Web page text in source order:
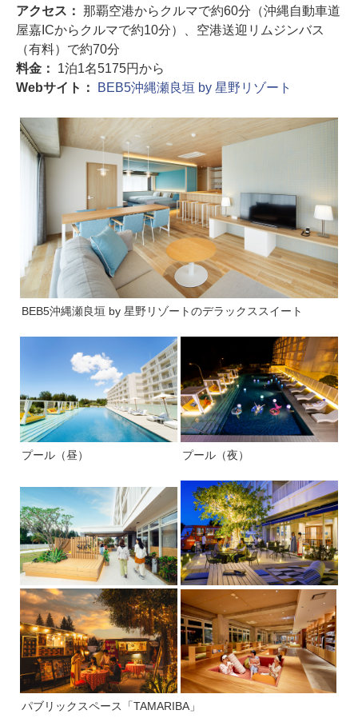
アクセス： 那覇空港からクルマで約60分（沖縄自動車道
屋嘉ICからクルマで約10分）、空港送迎リムジンバス
（有料）で約70分
料金： 1泊1名5175円から
Webサイト：
BEB5沖縄瀬良垣 by 星野リゾート
BEB5沖縄瀬良垣 by 星野リゾートのデラックススイート
プール（昼） プール（夜）
パブリックスペース「TAMARIBA」